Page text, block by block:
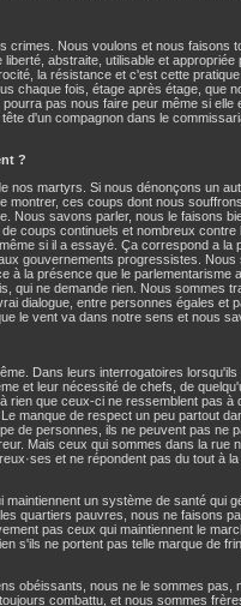
crimes. Nous voulons et nous faisons
abstraite, utilisable et
la résistance et c'est cette
chaque fois, étage après étage, que
pas nous faire peur même si
d'un compagnon dans le
?
nos martyrs. Si nous dénonçons un
montrer, ces coups dont nous
Nous savons parler, nous le faisons
coups continuels et nombreux
si il a essayé. Ça correspond a la
gouvernements progressistes.
à la présence que le parlementarisme
qui ne demande rien. Nous sommes
dialogue, entre personnes égales et
le vent va dans notre sens et nous
Dans leurs interrogatoires
et leur nécessité de chefs, de
rien que ceux-ci ne ressemblent pas
manque de respect un peu partout
de personnes, ils ne peuvent pas ne
Mais ceux qui sommes dans la rue
et ne répondent pas du tout à
un système de santé qui
quartiers pauvres, nous ne faisons
pas ceux qui maintiennent le
s'ils ne portent pas telle marque de
obéissants, nous ne le sommes pas,
combattu, et nous sommes